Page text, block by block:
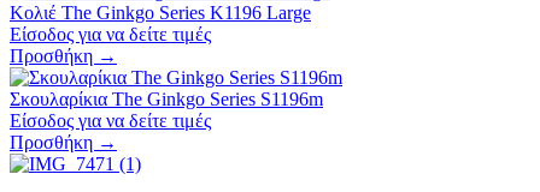
Κολιέ The Ginkgo Series K1196 Large
Είσοδος για να δείτε τιμές
Προσθήκη →
Σκουλαρίκια The Ginkgo Series S1196m
Είσοδος για να δείτε τιμές
Προσθήκη →